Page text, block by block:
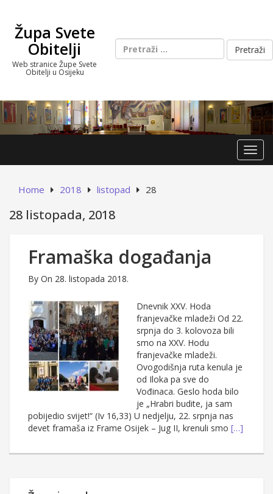
contentŽupa Svete
Obitelji
Web stranice Župe Svete
Obitelji u Osijeku
Pretraži:
Home 2018 listopad 28
28 listopada, 2018
Framaška događanja
By On 28. listopada 2018.
Dnevnik XXV. Hoda
franjevačke mladeži Od 22.
srpnja do 3. kolovoza bili
smo na XXV. Hodu
franjevačke mladeži.
Ovogodišnja ruta kenula je
od Iloka pa sve do
Vođinaca. Geslo hoda bilo
je „Hrabri budite, ja sam
pobijedio svijet!“ (Iv 16,33) U nedjelju, 22. srpnja nas
devet framaša iz Frame Osijek – Jug II, krenuli smo […]